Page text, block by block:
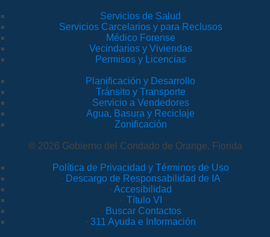
Servicios de Salud
Servicios Carcelarios y para Reclusos
Médico Forense
Vecindarios y Viviendas
Permisos y Licencias
Planificación y Desarrollo
Tránsito y Transporte
Servicio a Vendedores
Agua, Basura y Reciclaje
Zonificación
© 2026 Gobierno del Condado de Orange, Florida
Política de Privacidad y Términos de Uso
· Descargo de Responsabilidad de IA
· Accesibilidad
· Título VI
· Buscar Contactos
· 311 Ayuda e Información